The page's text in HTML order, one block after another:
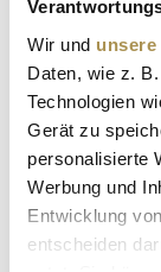
Wir und unsere
Daten, wie z.
Technologien
Gerät zu
personalisierte
Werbung und
Entwicklung
entscheiden
* Pflichtfelder.